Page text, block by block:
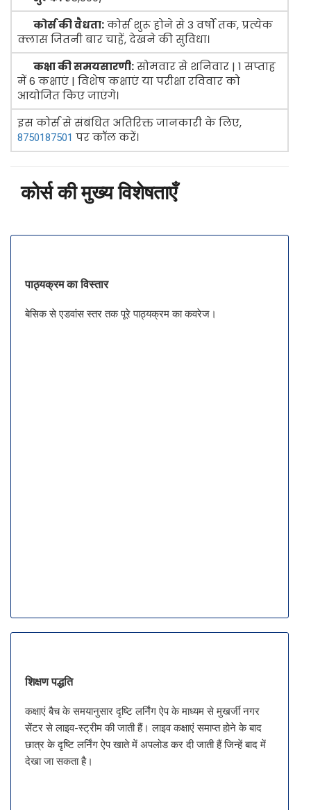
कोर्स की वैधता:कोर्स शुरू होने से 3 वर्षों तक, प्रत्येक
क्लास जितनी बार चाहें, देखने की सुविधा।
कक्षा की समयसारणी:सोमवार से शनिवार | 1 सप्ताह
में 6 कक्षाएं | विशेष कक्षाएं या परीक्षा रविवार को
आयोजित किए जाएंगे।
इस कोर्स से संबंधित अतिरिक्त जानकारी के लिए,
8750187501 पर कॉल करें।
कोर्स की मुख्य विशेषताएँ
पाठ्यक्रम का विस्तार
बेसिक से एडवांस स्तर तक पूरे पाठ्यक्रम का कवरेज।
शिक्षण पद्धति
कक्षाएं बैच के समयानुसार दृष्टि लर्निंग ऐप के माध्यम से मुखर्जी नगर
सेंटर से लाइव-स्ट्रीम की जाती हैं। लाइव कक्षाएं समाप्त होने के बाद
छात्र के दृष्टि लर्निंग ऐप खाते में अपलोड कर दी जाती हैं जिन्हें बाद में
देखा जा सकता है।